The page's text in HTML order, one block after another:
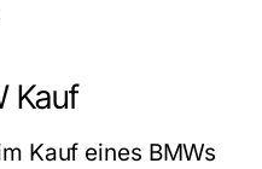
Kauf
Kauf eines BMWs